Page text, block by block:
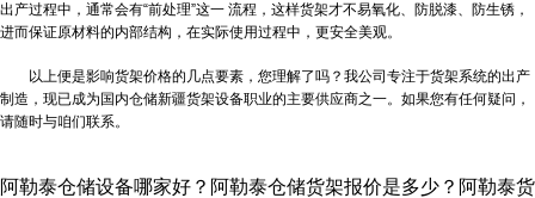
出产过程中，通常会有“前处理”这一 流程，这样货架才不易氧化、防脱漆、防生锈，
进而保证原材料的内部结构，在实际使用过程中，更安全美观。
以上便是影响货架价格的几点要素，您理解了吗？我公司专注于货架系统的出产
制造，现已成为国内仓储新疆货架设备职业的主要供应商之一。如果您有任何疑问，
请随时与咱们联系。
阿勒泰仓储设备哪家好？阿勒泰仓储货架报价是多少？阿勒泰货